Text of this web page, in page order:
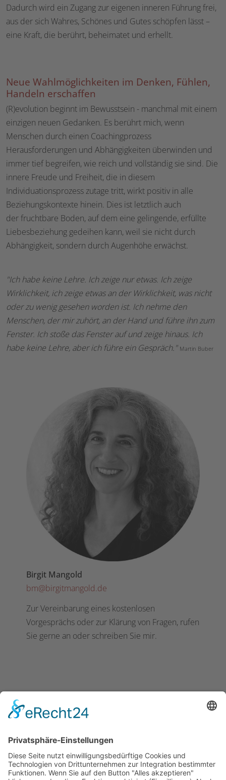
Dadurch wird ein Zugang zur eigenen inneren Führung frei,
aus der sich Wahres, Schönes und Gutes schöpfen lässt –
eine Kraft, die berührt, beheimatet und erhellt.
Neue Wahlmöglichkeiten im Denken, Fühlen,
Handeln erschaffen
(R)evolution beginnt im Bewusstsein - manchmal mit einem
einzigen neuen Gedanken. Es berührt mich, wenn
Menschen durch einen Coachingprozess
Herausforderungen und Abhängigkeiten überwinden und
immer tief begreifen, wie reich und vollständig sie sind. Die
innere Freude und Freiheit, die in diesem
Individuationsprozess zutage tritt, wirkt positiv in alle
Beziehungskontexte hinein. Dies ist letztlich auch
der fruchtbare Boden, auf dem eine gelingende, erfüllte
Liebesbeziehung gedeihen kann, weil sie nicht durch
Abhängigkeit, sondern durch Augenhöhe erwächst.
"Ich habe keine Lehre. Ich zeige nur etwas. Ich zeige
Wirklichkeit, ich zeige etwas an der Wirklichkeit, was nicht
oder zu wenig gesehen worden ist. Ich nehme den
Menschen, der mir zuhört, an der Hand und führe ihn zum
Fenster. Ich stoße das Fenster auf und zeige hinaus. Ich
habe keine Lehre, aber ich führe ein Gespräch." Martin Buber
Birgit Mangold
bm@birgitmangold.de
Zur Vereinbarung eines kostenlosen
Vorgesprächs oder zur Klärung von Fragen, rufen
Sie gerne an oder schreiben Sie mir.
Anlässe für Coaching
Zum Begriff Integrales Coaching
Inhaltliche Gestaltung